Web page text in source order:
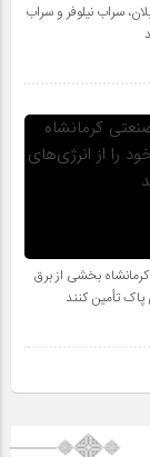
سراب نیلوفر و سراب
بخشی از برق
پاک تأمین کنند